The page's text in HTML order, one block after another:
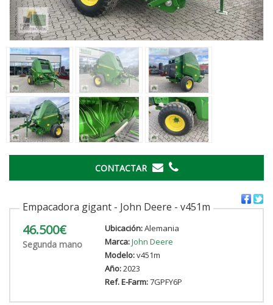
CONTACTAR
Empacadora gigant - John Deere - v451m
46.500€
Segunda mano
Ubicación:Alemania
Marca:John Deere
Modelo:v451m
Año:2023
Ref. E-Farm:7GPFY6P